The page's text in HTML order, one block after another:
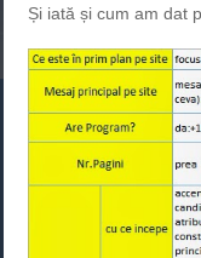
Și iată și cum am dat